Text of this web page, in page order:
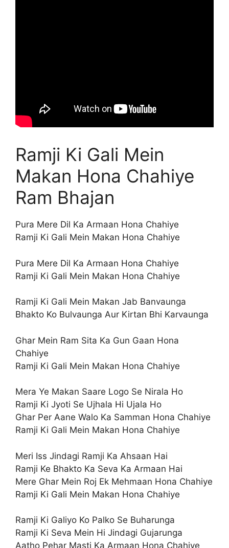
Ramji Ki Gali Mein
Makan Hona Chahiye
Ram Bhajan
Pura Mere Dil Ka Armaan Hona Chahiye
Ramji Ki Gali Mein Makan Hona Chahiye
Pura Mere Dil Ka Armaan Hona Chahiye
Ramji Ki Gali Mein Makan Hona Chahiye
Ramji Ki Gali Mein Makan Jab Banvaunga
Bhakto Ko Bulvaunga Aur Kirtan Bhi Karvaunga
Ghar Mein Ram Sita Ka Gun Gaan Hona
Chahiye
Ramji Ki Gali Mein Makan Hona Chahiye
Mera Ye Makan Saare Logo Se Nirala Ho
Ramji Ki Jyoti Se Ujhala Hi Ujala Ho
Ghar Per Aane Walo Ka Samman Hona Chahiye
Ramji Ki Gali Mein Makan Hona Chahiye
Meri Iss Jindagi Ramji Ka Ahsaan Hai
Ramji Ke Bhakto Ka Seva Ka Armaan Hai
Mere Ghar Mein Roj Ek Mehmaan Hona Chahiye
Ramji Ki Gali Mein Makan Hona Chahiye
Ramji Ki Galiyo Ko Palko Se Buharunga
Ramji Ki Seva Mein Hi Jindagi Gujarunga
Aatho Pehar Masti Ka Armaan Hona Chahiye